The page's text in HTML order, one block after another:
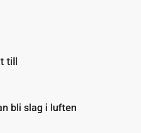
till
bli slag i luften